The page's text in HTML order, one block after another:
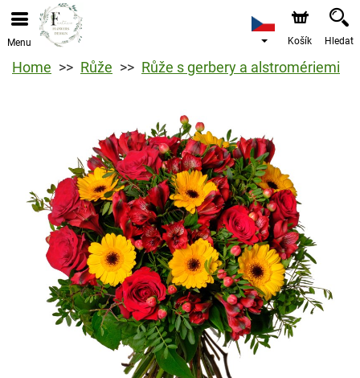
Menu Košík Hledat
Home Růže Růže s gerbery a alstromériemi